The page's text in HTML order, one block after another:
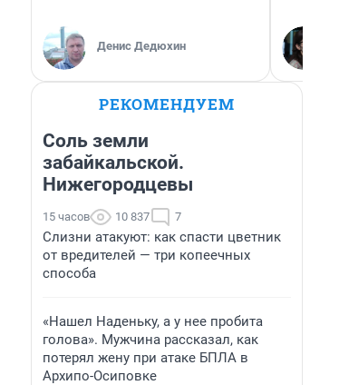
Денис Дедюхин
РЕКОМЕНДУЕМ
Соль земли
забайкальской.
Нижегородцевы
15 часов 10 837 7
Слизни атакуют: как спасти цветник
от вредителей — три копеечных
способа
«Нашел Наденьку, а у нее пробита
голова». Мужчина рассказал, как
потерял жену при атаке БПЛА в
Архипо-Осиповке